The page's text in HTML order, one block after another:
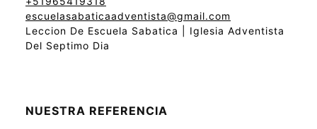
escuelasabaticaadventista@gmail.com
Leccion De Escuela Sabatica | Iglesia Adventista
Del Septimo Dia
NUESTRA REFERENCIA